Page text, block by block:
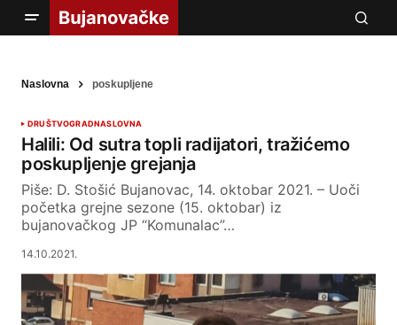
Naslovna poskupljene
DRUŠTVOGRADNASLOVNA
Halili: Od sutra topli radijatori, tražićemo
poskupljenje grejanja
Piše: D. Stošić Bujanovac, 14. oktobar 2021. – Uoči
početka grejne sezone (15. oktobar) iz
bujanovačkog JP “Komunalac”…
14.10.2021.